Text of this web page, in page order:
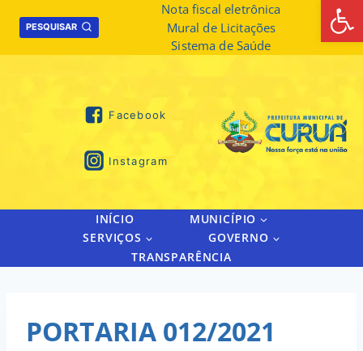
PESQUISAR
Nota fiscal eletrônica
Mural de Licitações
Sistema de Saúde
Facebook
Instagram
INÍCIO
MUNICÍPIO
SERVIÇOS
GOVERNO
TRANSPARÊNCIA
PORTARIA 012/2021